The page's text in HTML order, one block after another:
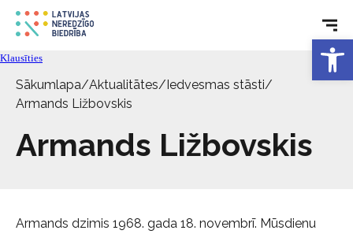
Tehniskie palīglīdzekļi
Aktualitātes
Pakalpojumi
Par biedrību
Klausīties
Sākumlapa/Aktualitātes/Iedvesmas stāsti/
Armands Ližbovskis
Armands Ližbovskis
Armands dzimis 1968. gada 18. novembrī. Mūsdienu